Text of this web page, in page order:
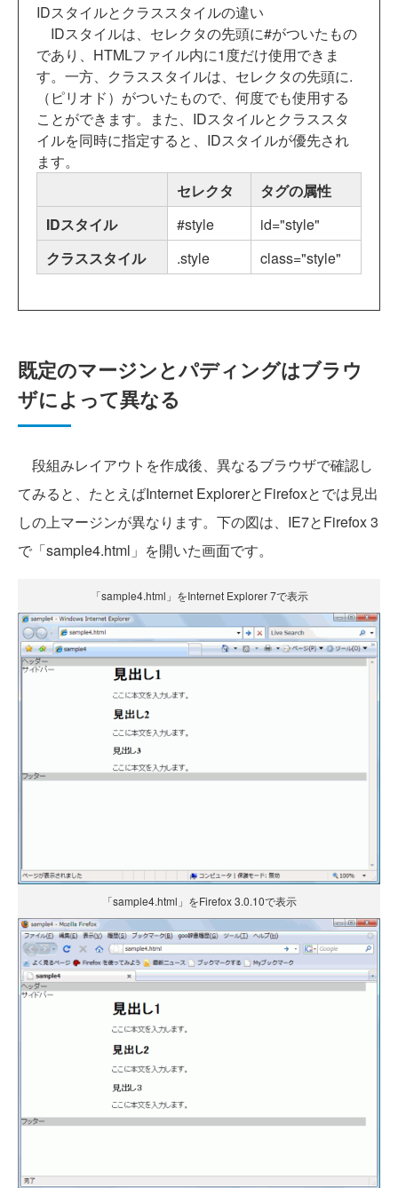
IDスタイルとクラススタイルの違い
IDスタイルは、セレクタの先頭に#がついたもの
であり、HTMLファイル内に1度だけ使用できま
す。一方、クラススタイルは、セレクタの先頭に.
（ピリオド）がついたもので、何度でも使用する
ことができます。また、IDスタイルとクラススタ
イルを同時に指定すると、IDスタイルが優先され
ます。
セレクタ
タグの属性
IDスタイル
#style
id="style"
クラススタイル
.style class="style"
既定のマージンとパディングはブラウ
ザによって異なる
段組みレイアウトを作成後、異なるブラウザで確認し
てみると、たとえばInternet ExplorerとFirefoxとでは見出
しの上マージンが異なります。下の図は、IE7とFirefox 3
で「sample4.html」を開いた画面です。
「sample4.html」をInternet Explorer 7で表示
「sample4.html」をFirefox 3.0.10で表示